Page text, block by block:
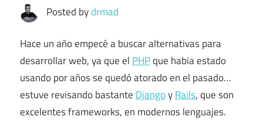
Posted bydrmad
Hace un año empecé a buscar alternativas para
desarrollar web, ya que el PHPque habia estado
usando por años se quedó atorado en el pasado…
estuve revisando bastante DjangoyRails, que son
excelentes frameworks, en modernos lenguajes.